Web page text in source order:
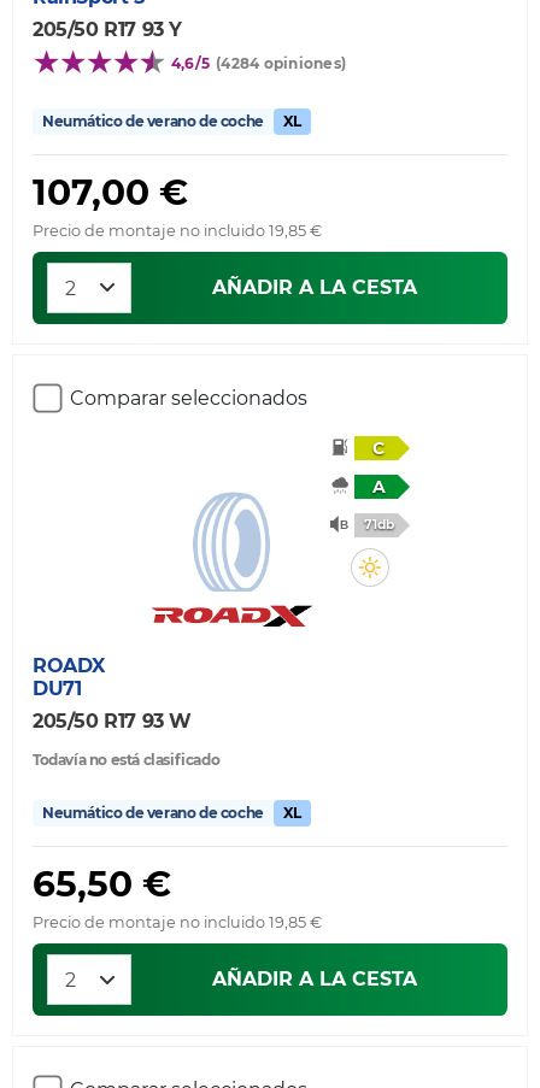
205/50 R17 93 Y
4,6/5 (4284 opiniones)
Neumático de verano de coche XL
107,00 €
Precio de montaje no incluido 19,85 €
AÑADIR A LA CESTA
Comparar seleccionados
C
A
71db
ROADX
DU71
205/50 R17 93 W
Todavía no está clasificado
Neumático de verano de coche XL
65,50 €
Precio de montaje no incluido 19,85 €
AÑADIR A LA CESTA